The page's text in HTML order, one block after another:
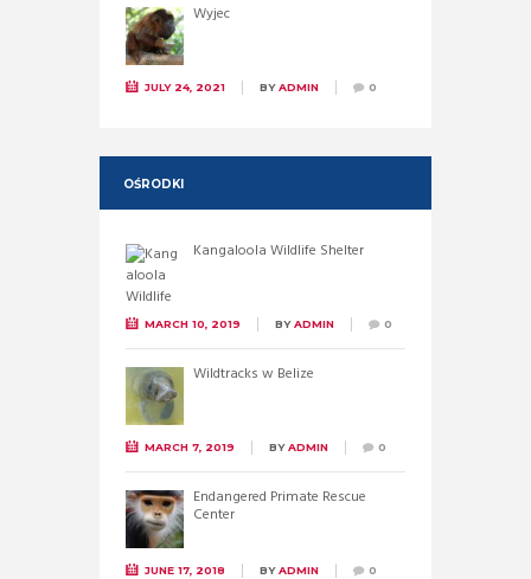
Wyjec
JULY 24, 2021 BYADMIN 0
OŚRODKI
Kangaloola Wildlife Shelter
MARCH 10, 2019 BYADMIN 0
Wildtracks w Belize
MARCH 7, 2019 BYADMIN 0
Endangered Primate Rescue
Center
JUNE 17, 2018 BYADMIN 0